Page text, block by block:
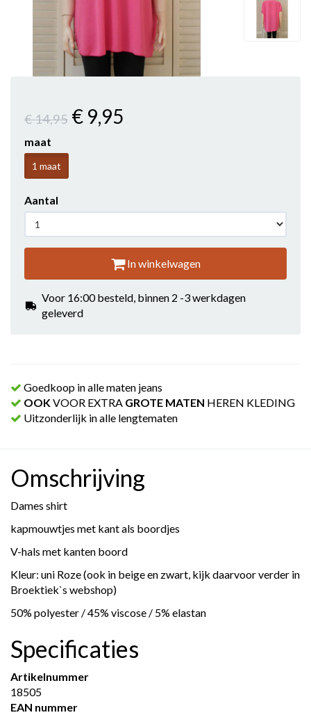
€ 14,95 € 9,95
maat
1 maat
Aantal
In winkelwagen
Voor 16:00 besteld, binnen 2 -3 werkdagen
geleverd
Goedkoop in alle maten jeans
OOKVOOR EXTRA GROTE MATEN HEREN KLEDING
Uitzonderlijk in alle lengtematen
Omschrijving
Dames shirt
kapmouwtjes met kant als boordjes
V-hals met kanten boord
Kleur: uni Roze (ook in beige en zwart, kijk daarvoor verder in
Broektiek`s webshop)
50% polyester / 45% viscose / 5% elastan
Specificaties
Artikelnummer
18505
EAN nummer